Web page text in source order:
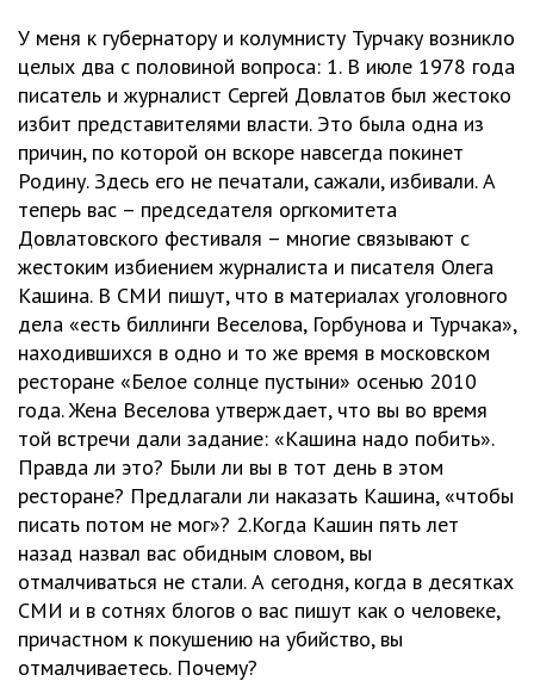
У меня к губернатору и колумнисту Турчаку возникло
целых два с половиной вопроса: 1. В июле 1978 года
писатель и журналист Сергей Довлатов был жестоко
избит представителями власти. Это была одна из
причин, по которой он вскоре навсегда покинет
Родину. Здесь его не печатали, сажали, избивали. А
теперь вас – председателя оргкомитета
Довлатовского фестиваля – многие связывают с
жестоким избиением журналиста и писателя Олега
Кашина. В СМИ пишут, что в материалах уголовного
дела «есть биллинги Веселова, Горбунова и Турчака»,
находившихся в одно и то же время в московском
ресторане «Белое солнце пустыни» осенью 2010
года. Жена Веселова утверждает, что вы во время
той встречи дали задание: «Кашина надо побить».
Правда ли это? Были ли вы в тот день в этом
ресторане? Предлагали ли наказать Кашина, «чтобы
писать потом не мог»? 2.Когда Кашин пять лет
назад назвал вас обидным словом, вы
отмалчиваться не стали. А сегодня, когда в десятках
СМИ и в сотнях блогов о вас пишут как о человеке,
причастном к покушению на убийство, вы
отмалчиваетесь. Почему?